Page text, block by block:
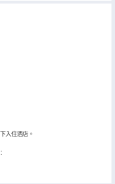
入住酒店。